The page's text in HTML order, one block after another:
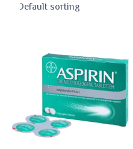
1
,498.45 kr
through
2
,899.20 kr